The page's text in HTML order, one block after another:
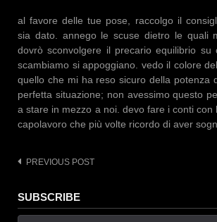
al favore delle tue pose, raccolgo il
sia dato. annego le scuse dietro le quali
dovrò sconvolgere il precario equilibrio
scambiamo si appoggiano. vedo il colore
quello che mi ha reso sicuro della potenza
perfetta situazione; non avessimo questo
a stare in mezzo a noi. devo fare i conti con
capolavoro che più volte ricordo di aver
Post
PREVIOUS POST
SUBSCRIBE